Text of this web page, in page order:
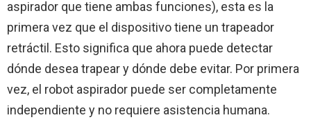
aspirador que tiene ambas funciones), esta es la
primera vez que el dispositivo tiene un trapeador
retráctil. Esto significa que ahora puede detectar
dónde desea trapear y dónde debe evitar. Por primera
vez, el robot aspirador puede ser completamente
independiente y no requiere asistencia humana.